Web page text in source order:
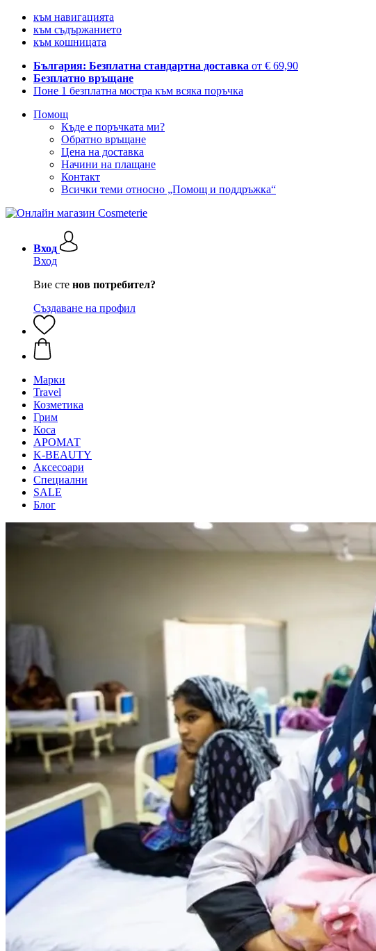
към навигацията
към съдържанието
към кошницата
България: Безплатна стандартна доставка от € 69,90
Безплатно връщане
Поне 1 безплатна мостра към всяка поръчка
Помощ
Къде е поръчката ми?
Обратно връщане
Цена на доставка
Начини на плащане
Контакт
Всички теми относно „Помощ и поддръжка“
Вход
Вход
Вие сте нов потребител?
Създаване на профил
Mарки
Travel
Козметика
Грим
Коса
АРОМАТ
K-BEAUTY
Аксесоари
Специални
SALE
Блог